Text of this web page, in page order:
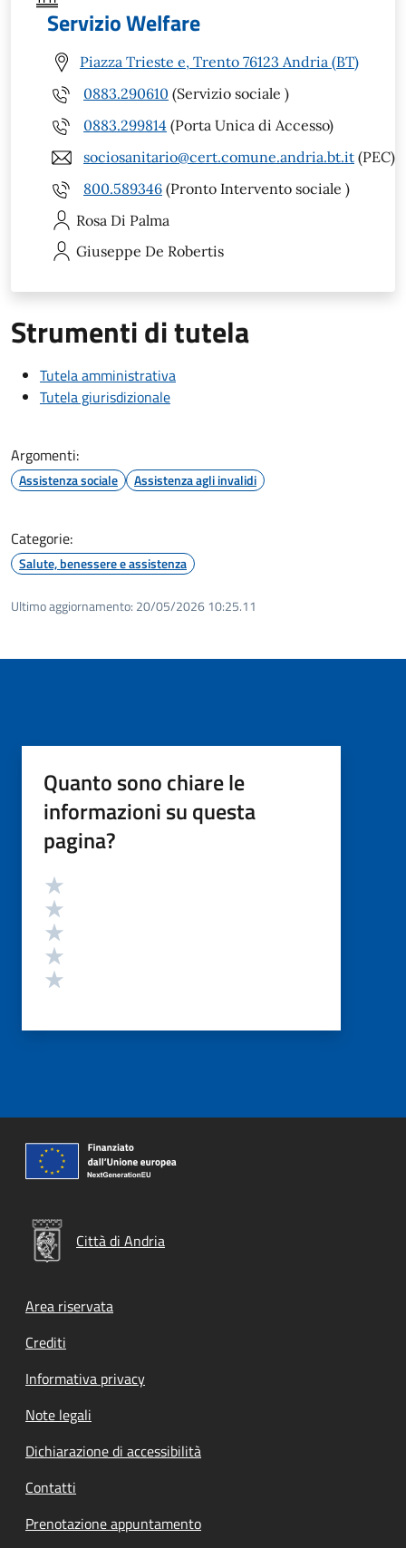
Servizio Welfare
Piazza Trieste e, Trento 76123 Andria (BT)
0883.290610 (Servizio sociale )
0883.299814 (Porta Unica di Accesso)
sociosanitario@cert.comune.andria.bt.it (PEC)
800.589346 (Pronto Intervento sociale )
Rosa Di Palma
Giuseppe De Robertis
Strumenti di tutela
Tutela amministrativa
Tutela giurisdizionale
Argomenti:
Assistenza sociale Assistenza agli invalidi
Categorie:
Salute, benessere e assistenza
Ultimo aggiornamento: 20/05/2026 10:25.11
Quanto sono chiare le
informazioni su questa
pagina?
Valutazione
Città di Andria
Footer menu
Area riservata
Crediti
Informativa privacy
Note legali
Dichiarazione di accessibilità
Contatti
Prenotazione appuntamento